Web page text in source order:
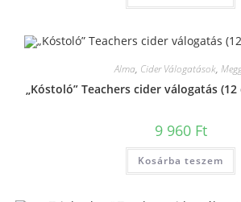
Alma, Cider Válogatások,
„Kóstoló” Teachers cider válogatás
9 960 Ft
Kosárba teszem